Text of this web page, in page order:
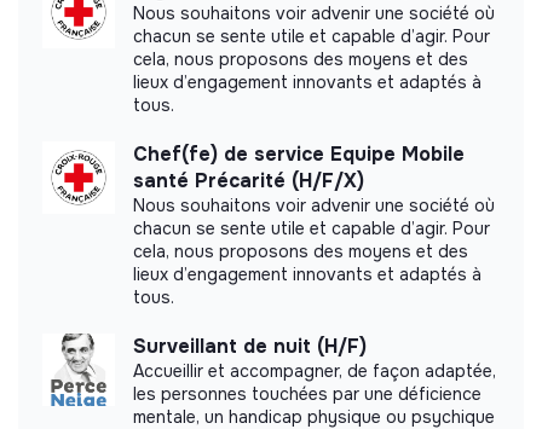
femmes/hommes, l’emploi des seniors, le handicap,
l'orientation sexuelle, le genre.
De même, engagée sur les sujets sociétaux, la Croix-
engagements ambitieux en faveur de
l’environnement. Avec pour double objectif de
sensibiliser et outiller100% de ses volontaires aux
conséquences du changement climatique et de réduire
de moitié son empreinte carboneà l’horizon 2030.
Date de prise de poste souhaitée
A partir de septembre 2026
More information
> 2000 employees
Social
Impact study
La Croix-Rouge française did not yet
communicate its impact measurement.
Nous souhaitons voir advenir une société où
chacun se sente utile et capable d’agir. Pour
cela, nous proposons des moyens et des
lieux d’engagement innovants et adaptés à
tous.
Chef(fe) de service Equipe Mobile
santé Précarité (H/F/X)
Nous souhaitons voir advenir une société où
chacun se sente utile et capable d’agir. Pour
cela, nous proposons des moyens et des
lieux d’engagement innovants et adaptés à
tous.
Surveillant de nuit (H/F)
Accueillir et accompagner, de façon adaptée,
les personnes touchées par une déficience
mentale, un handicap physique ou psychique